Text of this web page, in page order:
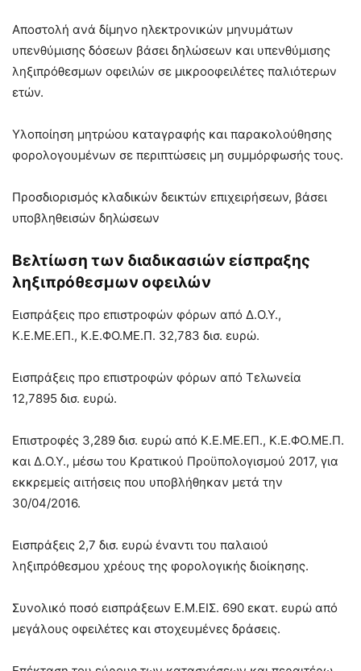
Αποστολή ανά δίμηνο ηλεκτρονικών μηνυμάτων
υπενθύμισης δόσεων βάσει δηλώσεων και υπενθύμισης
ληξιπρόθεσμων οφειλών σε μικροοφειλέτες παλιότερων
ετών.
Υλοποίηση μητρώου καταγραφής και παρακολούθησης
φορολογουμένων σε περιπτώσεις μη συμμόρφωσής τους.
Προσδιορισμός κλαδικών δεικτών επιχειρήσεων, βάσει
υποβληθεισών δηλώσεων
Βελτίωση των διαδικασιών είσπραξης
ληξιπρόθεσμων οφειλών
Εισπράξεις προ επιστροφών φόρων από Δ.Ο.Υ.,
Κ.Ε.ΜΕ.ΕΠ., Κ.Ε.ΦΟ.ΜΕ.Π. 32,783 δισ. ευρώ.
Εισπράξεις προ επιστροφών φόρων από Τελωνεία
12,7895 δισ. ευρώ.
Επιστροφές 3,289 δισ. ευρώ από Κ.Ε.ΜΕ.ΕΠ., Κ.Ε.ΦΟ.ΜΕ.Π.
και Δ.Ο.Υ., μέσω του Κρατικού Προϋπολογισμού 2017, για
εκκρεμείς αιτήσεις που υποβλήθηκαν μετά την
30/04/2016.
Εισπράξεις 2,7 δισ. ευρώ έναντι του παλαιού
ληξιπρόθεσμου χρέους της φορολογικής διοίκησης.
Συνολικό ποσό εισπράξεων Ε.Μ.ΕΙΣ. 690 εκατ. ευρώ από
μεγάλους οφειλέτες και στοχευμένες δράσεις.